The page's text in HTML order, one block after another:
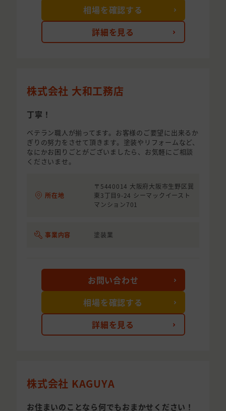
詳細を見る
相場を確認する
株式会社 大和工務店
丁寧！
ベテラン職人が揃ってます。お客様のご要望に出来るか
ぎりの努力をさせて頂きます。塗装やリフォームなど、
なにかお困りごとがございましたら、お気軽にご相談
くださいませ。
所在地
〒5440014 大阪府大阪市生野区巽
東3丁目9-24 シーマックイースト
マンション701
事業内容 塗装業
詳細を見る
お問い合わせ
相場を確認する
株式会社 KAGUYA
お住まいのことなら何でもおまかせください！